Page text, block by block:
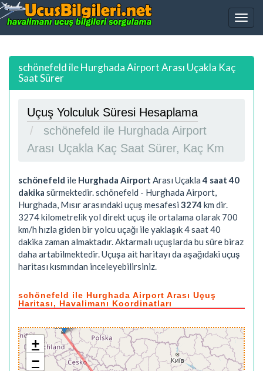
schönefeld ile Hurghada Airport Arası Uçakla Kaç
Saat Sürer
Uçuş Yolculuk Süresi Hesaplama
schönefeld ile Hurghada Airport
Arası Uçakla Kaç Saat Sürer, Kaç Km
schönefeld ile Hurghada Airport Arası Uçakla4 saat 40
dakika sürmektedir. schönefeld - Hurghada Airport,
Hurghada, Mısır arasındaki uçuş mesafesi 3274 km dir.
3274kilometrelik yol direkt uçuş ile ortalama olarak 700
km/h hızla giden bir yolcu uçağı ile yaklaşık4 saat 40
dakika zaman almaktadır. Aktarmalı uçuşlarda bu süre biraz
daha artabilmektedir. Uçuşa ait haritayı da aşağıdaki uçuş
haritası kısmından inceleyebilirsiniz.
schönefeld ile Hurghada Airport Arası Uçuş
Haritası, Havalimanı Koordinatları
+
−